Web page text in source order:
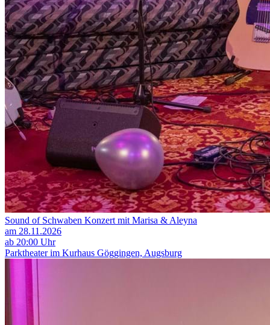
Sound of Schwaben Konzert mit Marisa & Aleyna
am 28.11.2026
ab 20:00 Uhr
Parktheater im Kurhaus Göggingen, Augsburg